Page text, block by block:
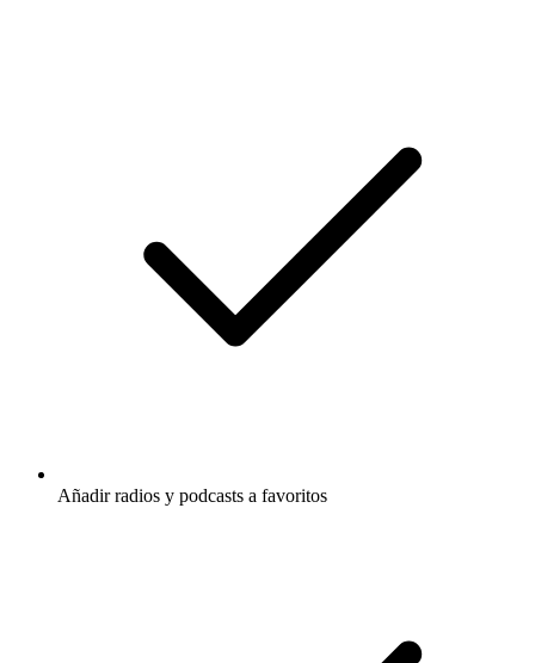
Añadir radios y podcasts a favoritos